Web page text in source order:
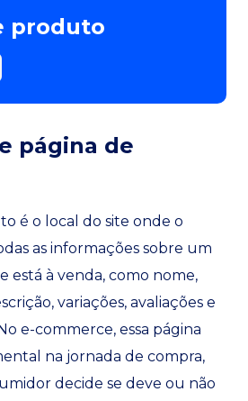
produto
página de
é o local do site onde o
as informações sobre um
está à venda, como nome,
variações, avaliações e
e-commerce, essa página
na jornada de compra,
decide se deve ou não